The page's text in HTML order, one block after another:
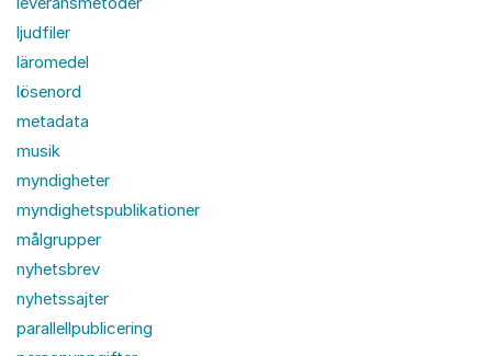
ljudfiler
läromedel
lösenord
metadata
musik
myndigheter
myndighetspublikationer
målgrupper
nyhetsbrev
nyhetssajter
parallellpublicering